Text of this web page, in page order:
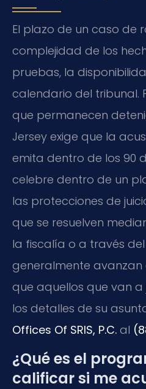
El plazo de un caso de
complejidad de los
pruebas, la
calendario del tribunal.
que permanecen
Jersey exige que la
emita dentro de los 90
celebre dentro de un
las protecciones de
que se resuelven
la fiscalía o a través
generalmente
que aquellos que van a
los detalles de su
Offices Of SRIS, P.C. al
¿Qué es el
calificar si me